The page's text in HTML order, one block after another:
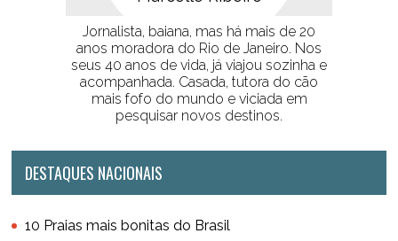
Jornalista, baiana, mas há mais de 20
anos moradora do Rio de Janeiro. Nos
seus 40 anos de vida, já viajou sozinha e
acompanhada. Casada, tutora do cão
mais fofo do mundo e viciada em
pesquisar novos destinos.
DESTAQUES NACIONAIS
10 Praias mais bonitas do Brasil